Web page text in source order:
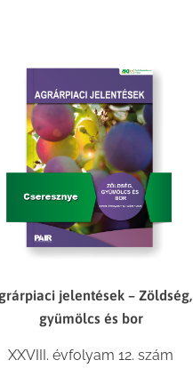
jelentések – Zöldség,
gyümölcs és bor
XXVIII. évfolyam 12. szám